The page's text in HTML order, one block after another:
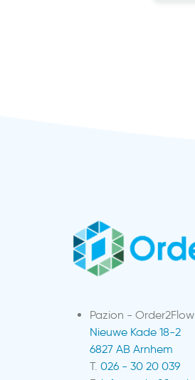
Pazion - Order2Flow
Nieuwe Kade 18-2
6827 AB Arnhem
T. 026 - 30 20 039